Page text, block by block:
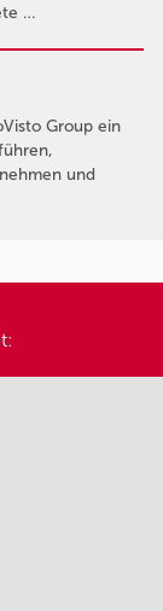
…
Group ein
und